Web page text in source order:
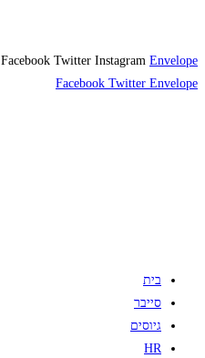
Facebook Twitter Instagram Envelope
Facebook Twitter Envelope
בית
סייבר
גיוסים
HR